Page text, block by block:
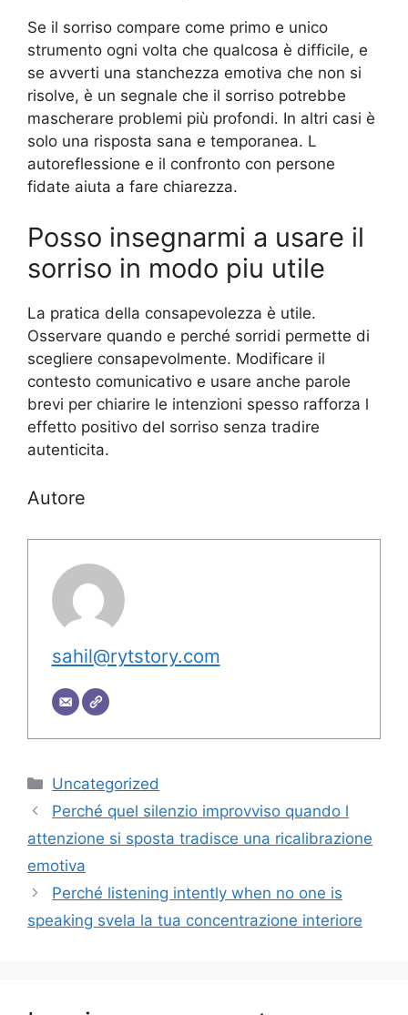
Se il sorriso compare come primo e unico
strumento ogni volta che qualcosa è difficile, e
se avverti una stanchezza emotiva che non si
risolve, è un segnale che il sorriso potrebbe
mascherare problemi più profondi. In altri casi è
solo una risposta sana e temporanea. L
autoreflessione e il confronto con persone
fidate aiuta a fare chiarezza.
Posso insegnarmi a usare il
sorriso in modo piu utile
La pratica della consapevolezza è utile.
Osservare quando e perché sorridi permette di
scegliere consapevolmente. Modificare il
contesto comunicativo e usare anche parole
brevi per chiarire le intenzioni spesso rafforza l
effetto positivo del sorriso senza tradire
autenticita.
Autore
sahil@rytstory.com
Categorie
Uncategorized
Perché quel silenzio improvviso quando l
attenzione si sposta tradisce una ricalibrazione
emotiva
Perché listening intently when no one is
speaking svela la tua concentrazione interiore